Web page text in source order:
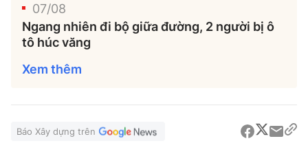
07/08
Ngang nhiên đi bộ giữa đường, 2 người bị ô
tô húc văng
Xem thêm
Báo Xây dựng trên